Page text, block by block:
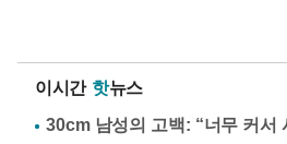
이시간 핫뉴스